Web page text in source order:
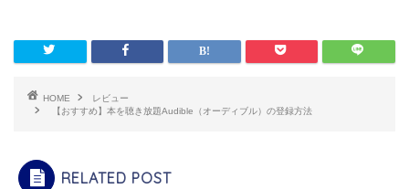
HOME
レビュー
【おすすめ】本を聴き放題Audible（オーディブル）の登録方法
RELATED POST